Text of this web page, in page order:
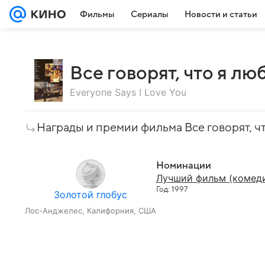
Фильмы Сериалы Новости и статьи
Все говорят, что я
Everyone Says I Love You
Награды и премии фильма Все говорят,
Золотой глобус
Лос-Анджелес, Калифорния, США
Номинации
Лучший фильм
Год: 1997